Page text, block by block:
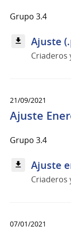
Grupo 3.4
Ajuste
Criaderos
21/09/2021
Ajuste
Grupo 3.4
Ajuste
Criaderos
07/01/2021